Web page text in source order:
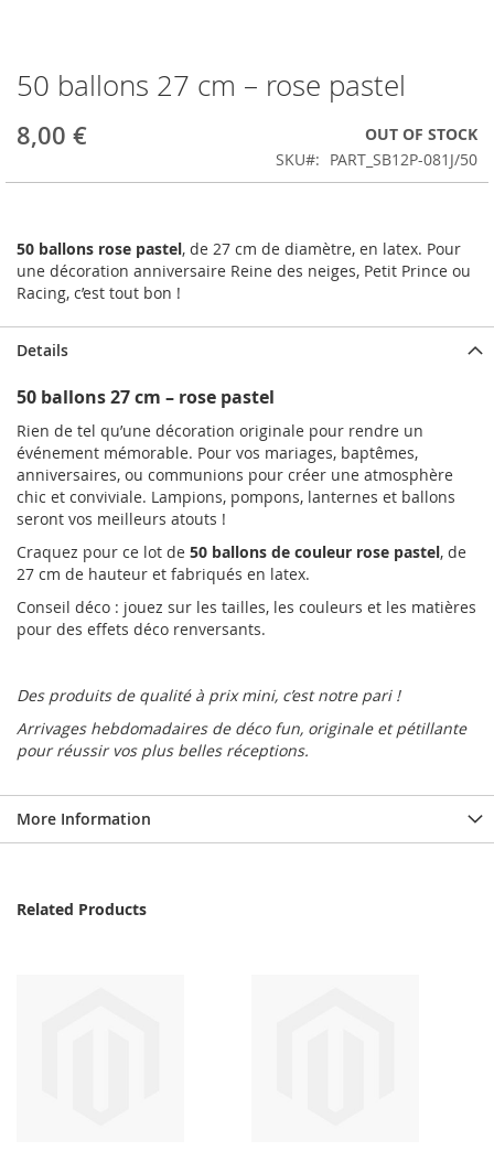
Skip
to
the
beginning
50 ballons 27 cm – rose pastel
8,00 €
OUT OF STOCK
SKU
PART_SB12P-081J/50
50 ballons rose pastel, de 27 cm de diamètre, en latex. Pour
une décoration anniversaire Reine des neiges, Petit Prince ou
Racing, c’est tout bon !
Details
50 ballons 27 cm – rose pastel
Rien de tel qu’une décoration originale pour rendre un
événement mémorable. Pour vos mariages, baptêmes,
anniversaires, ou communions pour créer une atmosphère
chic et conviviale. Lampions, pompons, lanternes et ballons
seront vos meilleurs atouts !
Craquez pour ce lot de 50 ballons de couleur rose pastel, de
27 cm de hauteur et fabriqués en latex.
Conseil déco : jouez sur les tailles, les couleurs et les matières
pour des effets déco renversants.
Des produits de qualité à prix mini, c’est notre pari !
Arrivages hebdomadaires de déco fun, originale et pétillante
pour réussir vos plus belles réceptions.
More Information
Related Products